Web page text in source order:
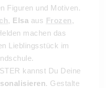
Figuren und Motiven.
, Elsa aus Frozen,
machen das
Lieblingsstück im
kannst Du Deine
. Gestalte